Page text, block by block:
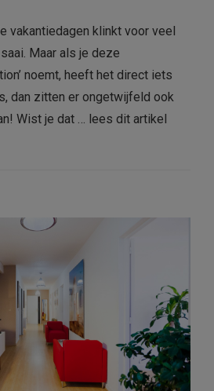
vakantiedagen klinkt voor veel
Maar als je deze
noemt, heeft het direct iets
dan zitten er ongetwijfeld ook
Wist je dat … lees dit artikel